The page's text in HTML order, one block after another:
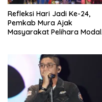
Refleksi Hari Jadi Ke-24,
Pemkab Mura Ajak
Masyarakat Pelihara Modal